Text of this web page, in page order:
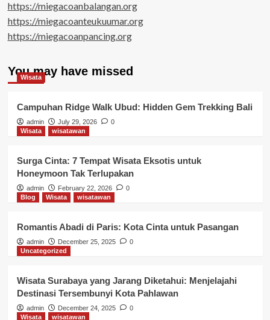
https://miegacoanbalangan.org
https://miegacoanteukuumar.org
https://miegacoanpancing.org
You may have missed
Wisata
Campuhan Ridge Walk Ubud: Hidden Gem Trekking Bali
admin July 29, 2026
0
Wisata
wisatawan
Surga Cinta: 7 Tempat Wisata Eksotis untuk
Honeymoon Tak Terlupakan
admin February 22, 2026
0
Blog
Wisata wisatawan
Romantis Abadi di Paris: Kota Cinta untuk Pasangan
admin December 25, 2025
0
Uncategorized
Wisata Surabaya yang Jarang Diketahui: Menjelajahi
Destinasi Tersembunyi Kota Pahlawan
admin December 24, 2025
0
Wisata
wisatawan